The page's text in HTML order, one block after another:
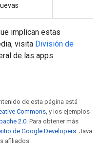
implican estas
visita División de
de las apps
de esta página está
Commons, y los ejemplos
2.0. Para obtener más
de Google Developers. Java
afiliados.